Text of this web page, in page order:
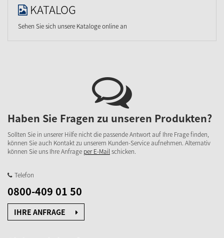
KATALOG
Sehen Sie sich unsere Kataloge online an
Haben Sie Fragen zu unseren Produkten?
Sollten Sie in unserer Hilfe nicht die passende Antwort auf Ihre Frage finden,
können Sie auch Kontakt zu unserem Kunden-Service aufnehmen. Alternativ
können Sie uns Ihre Anfrage per E-Mailschicken.
Telefon
0800-409 01 50
IHRE ANFRAGE